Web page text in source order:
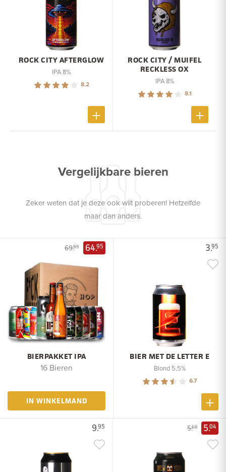
ROCK CITY AFTERGLOW
IPA 8%
8.2
ROCK CITY / MUIFEL
RECKLESS OX
IPA 8%
8.1
Vergelijkbare bieren
Zeker weten dat je deze ook wilt proberen! Hetzelfde
maar dan anders.
69.95 64.95
BIERPAKKET IPA
16 Bieren
IN WINKELMAND
3.95
BIER MET DE LETTER E
Blond 5,5%
6.7
9.95 5.60 5.04